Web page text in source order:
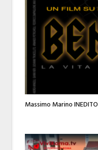
Massimo Marino INEDITO